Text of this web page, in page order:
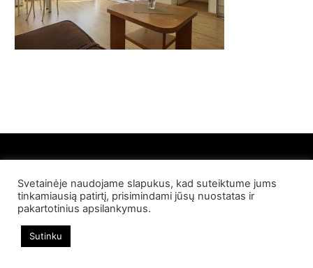
© 2022 Palangos NT. Visos teisės saugomos
Svetainėje naudojame slapukus, kad suteiktume jums
tinkamiausią patirtį, prisimindami jūsų nuostatas ir
pakartotinius apsilankymus.
Sutinku